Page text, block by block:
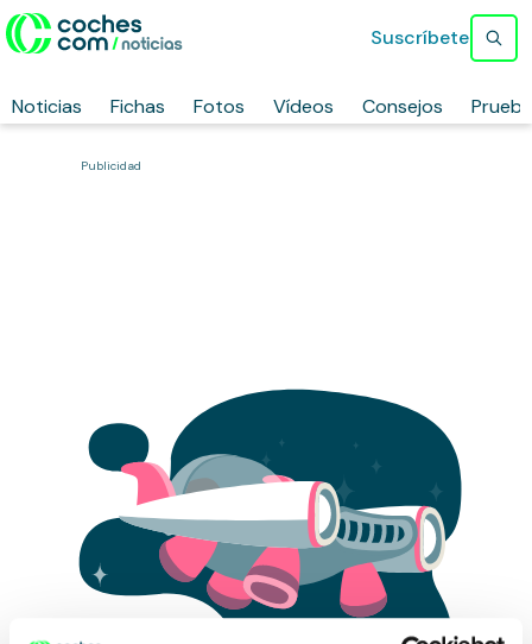
Noticias Fichas Fotos Vídeos Consejos
Suscríbete
Publicidad